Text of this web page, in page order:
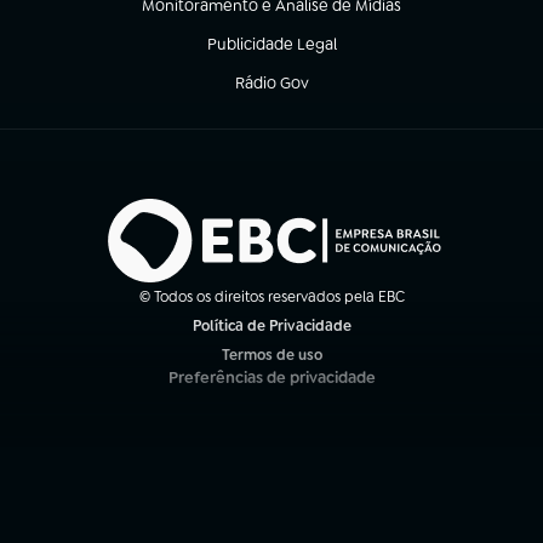
Monitoramento e Análise de Mídias
(abre em nova aba)
Publicidade Legal
(abre em nova aba)
Rádio Gov
(abre em nova aba)
© Todos os direitos reservados pela EBC
Política de Privacidade
Termos de uso
(abre em nova aba)
Preferências de privacidade